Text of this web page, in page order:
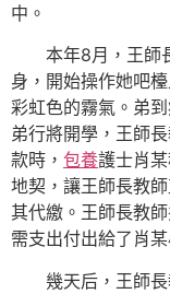
中。
本年8月，王師
身，開始操作她吧
彩虹色的霧氣。弟
弟行將開學，王師
款時， 包養護士肖
地契，讓王師長教
其代繳。王師長教
需支出付出給了肖某
幾天后，王師